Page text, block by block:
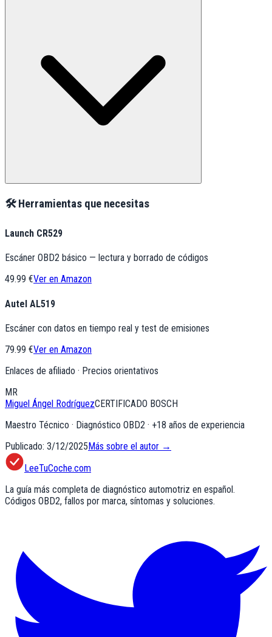
🛠️ Herramientas que necesitas
Launch CR529
Escáner OBD2 básico — lectura y borrado de códigos
49.99 €Ver en Amazon
Autel AL519
Escáner con datos en tiempo real y test de emisiones
79.99 €Ver en Amazon
Enlaces de afiliado · Precios orientativos
MR
Miguel Ángel RodríguezCERTIFICADO BOSCH
Maestro Técnico · Diagnóstico OBD2 · +18 años de experiencia
Publicado: 3/12/2025Más sobre el autor →
LeeTuCoche.com
La guía más completa de diagnóstico automotriz en español.
Códigos OBD2, fallos por marca, síntomas y soluciones.